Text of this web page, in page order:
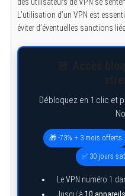
L’utilisation d’un VPN est
éviter d’éventuelles sanctions
Débloquez en 1 clic et
🎁 -73% + 3 mois offerts
✅ 30 jours
Le VPN numéro 1
Jusqu’à 10 appareils
r